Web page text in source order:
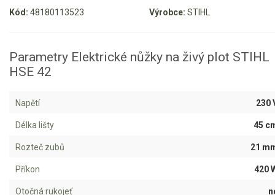
Aku sekačky
Aku AL-KO
Štípačka na dřevo
VARI
VARI malotraktory
Kód: 48180113523 Výrobce: STIHL
Parametry Elektrické nůžky na živý plot STIHL
HSE 42
Napětí 230
Délka lišty 45
Rozteč zubů 21
Příkon 420
Otočná rukojeť